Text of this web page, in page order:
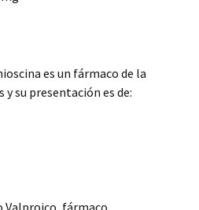
es un fármaco de la
su presentación es de:
Valproico, fármaco